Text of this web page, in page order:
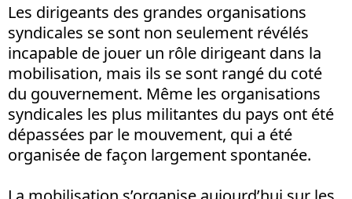
Les dirigeants des grandes organisations
syndicales se sont non seulement révélés
incapable de jouer un rôle dirigeant dans la
mobilisation, mais ils se sont rangé du coté
du gouvernement. Même les organisations
syndicales les plus militantes du pays ont été
dépassées par le mouvement, qui a été
organisée de façon largement spontanée.